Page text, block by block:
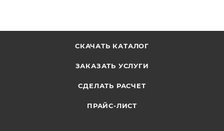
СКАЧАТЬ КАТАЛОГ
ЗАКАЗАТЬ УСЛУГИ
СДЕЛАТЬ РАСЧЕТ
ПРАЙС-ЛИСТ